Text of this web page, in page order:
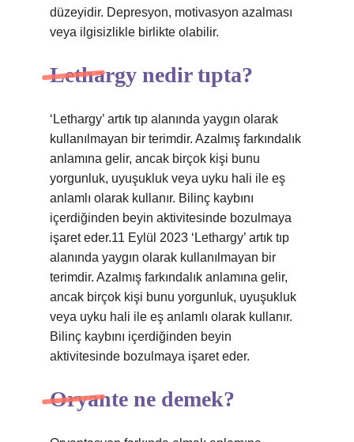
düzeyidir. Depresyon, motivasyon azalması
veya ilgisizlikle birlikte olabilir.
Lethargy nedir tıpta?
‘Lethargy’ artık tıp alanında yaygın olarak
kullanılmayan bir terimdir. Azalmış farkındalık
anlamına gelir, ancak birçok kişi bunu
yorgunluk, uyuşukluk veya uyku hali ile eş
anlamlı olarak kullanır. Bilinç kaybını
içerdiğinden beyin aktivitesinde bozulmaya
işaret eder.11 Eylül 2023 ‘Lethargy’ artık tıp
alanında yaygın olarak kullanılmayan bir
terimdir. Azalmış farkındalık anlamına gelir,
ancak birçok kişi bunu yorgunluk, uyuşukluk
veya uyku hali ile eş anlamlı olarak kullanır.
Bilinç kaybını içerdiğinden beyin
aktivitesinde bozulmaya işaret eder.
Oryante ne demek?